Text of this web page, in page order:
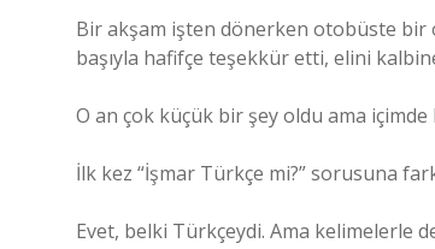
Bir akşam işten dönerken otobüste bir
başıyla hafifçe teşekkür etti, elini
O an çok küçük bir şey oldu ama içimde
İlk kez “İşmar Türkçe mi?” sorusuna
Evet, belki Türkçeydi. Ama kelimelerle